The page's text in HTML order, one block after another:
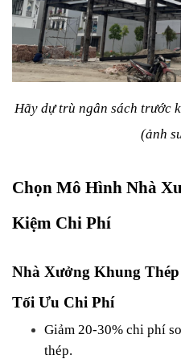
Hãy dự trù ngân sách trước
(ảnh
Chọn Mô Hình Nhà
Kiệm Chi Phí
Nhà Xưởng Khung
Tối Ưu Chi Phí
Giảm 20-30% chi phí
thép.